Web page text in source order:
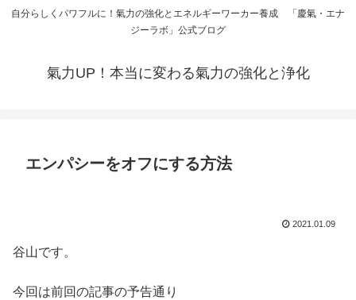
自分らしくパワフルに！氣力の強化とエネルギーワーカー養成 「慶氣・エナ
ジーラボ」公式ブログ
氣力UP！本当に変わる氣力の強化と浄化
エンパシーをオフにする方法
2021.01.09
谷山です。
今回は前回の記事の予告通り